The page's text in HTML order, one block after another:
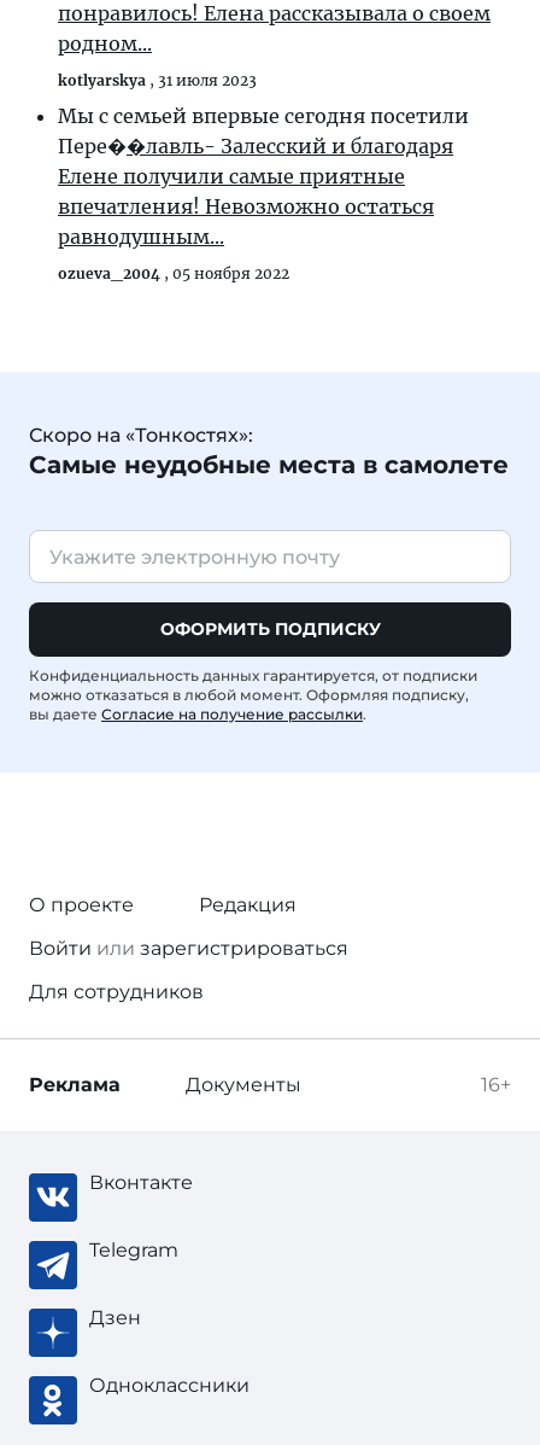
понравилось! Елена рассказывала о своем
родном...
kotlyarskya , 31 июля 2023
Мы с семьей впервые сегодня посетили
Пере��лавль- Залесский и благодаря
Елене получили самые приятные
впечатления! Невозможно остаться
равнодушным...
ozueva_2004 , 05 ноября 2022
Скоро на «Тонкостях»:
Самые неудобные места в самолете
ОФОРМИТЬ ПОДПИСКУ
Конфиденциальность данных гарантируется, от подписки
можно отказаться в любой момент. Оформляя подписку,
вы даете Согласие на получение рассылки.
О проекте
Редакция
Войти или зарегистрироваться
Для сотрудников
16+
Реклама Документы
Вконтакте
Telegram
Дзен
Одноклассники